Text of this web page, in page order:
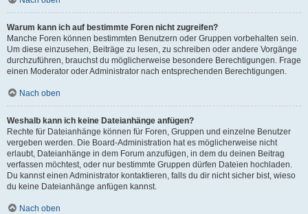
Warum kann ich auf bestimmte Foren nicht zugreifen?
Manche Foren können bestimmten Benutzern oder Gruppen vorbehalten sein.
Um diese einzusehen, Beiträge zu lesen, zu schreiben oder andere Vorgänge
durchzuführen, brauchst du möglicherweise besondere Berechtigungen. Frage
einen Moderator oder Administrator nach entsprechenden Berechtigungen.
Nach oben
Weshalb kann ich keine Dateianhänge anfügen?
Rechte für Dateianhänge können für Foren, Gruppen und einzelne Benutzer
vergeben werden. Die Board-Administration hat es möglicherweise nicht
erlaubt, Dateianhänge in dem Forum anzufügen, in dem du deinen Beitrag
verfassen möchtest, oder nur bestimmte Gruppen dürfen Dateien hochladen.
Du kannst einen Administrator kontaktieren, falls du dir nicht sicher bist, wieso
du keine Dateianhänge anfügen kannst.
Nach oben